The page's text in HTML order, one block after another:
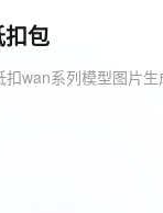
包
wan系列模型图片